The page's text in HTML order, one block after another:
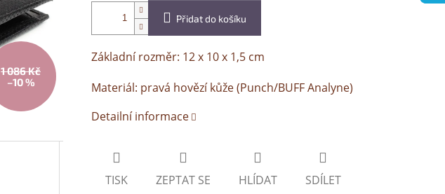
1 086 Kč
–10 %
Přidat do košíku
Základní rozměr: 12 x 10 x 1,5 cm
Materiál: pravá hovězí kůže (Punch/BUFF Analyne)
Detailní informace
TISK ZEPTAT SE HLÍDAT SDÍLET